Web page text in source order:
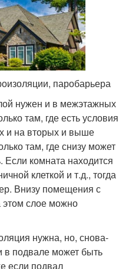
паробарьера
нужен и в межэтажных
там, где есть условия
и на вторых и выше
там, где снизу может
комната находится
клеткой и т.д., тогда
Внизу помещения с
слое можно
нужна, но, снова-
в подвале может быть
если подвал